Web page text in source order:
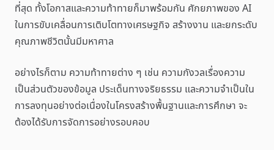
ที่สุด ทั้งโอกาสและความท้าทายก็มาพร้อมกัน ศักยภาพของ AI
ในการขับเคลื่อนการเติบโตทางเศรษฐกิจ สร้างงาน และยกระดับ
คุณภาพชีวิตนั้นมีมหาศาล
อย่างไรก็ตาม ความท้าทายต่าง ๆ เช่น ความกังวลเรื่องความ
เป็นส่วนตัวของข้อมูล ประเด็นทางจริยธรรม และความจำเป็นใน
การลงทุนอย่างต่อเนื่องในโครงสร้างพื้นฐานและการศึกษา จะ
ต้องได้รับการจัดการอย่างรอบคอบ